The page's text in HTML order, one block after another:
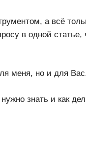
а всё
в одной статье,
меня, но и для
знать и как